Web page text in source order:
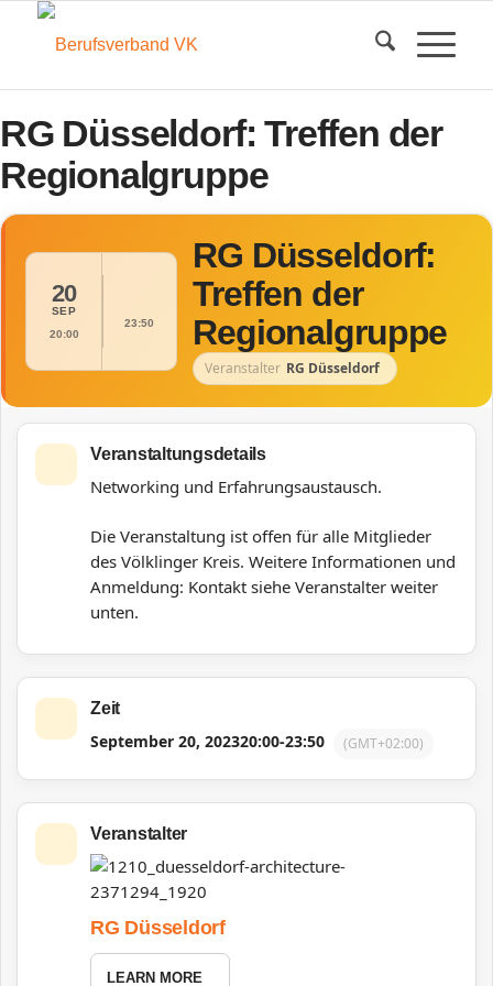
RG Düsseldorf: Treffen der
Regionalgruppe
20
SEP
20:00
23:50
RG Düsseldorf:
Treffen der
Regionalgruppe
Veranstalter RG Düsseldorf
Veranstaltungsdetails
Networking und Erfahrungsaustausch.
Die Veranstaltung ist offen für alle Mitglieder
des Völklinger Kreis. Weitere Informationen und
Anmeldung: Kontakt siehe Veranstalter weiter
unten.
Zeit
September 20, 202320:00-23:50 (GMT+02:00)
Veranstalter
RG Düsseldorf
LEARN MORE